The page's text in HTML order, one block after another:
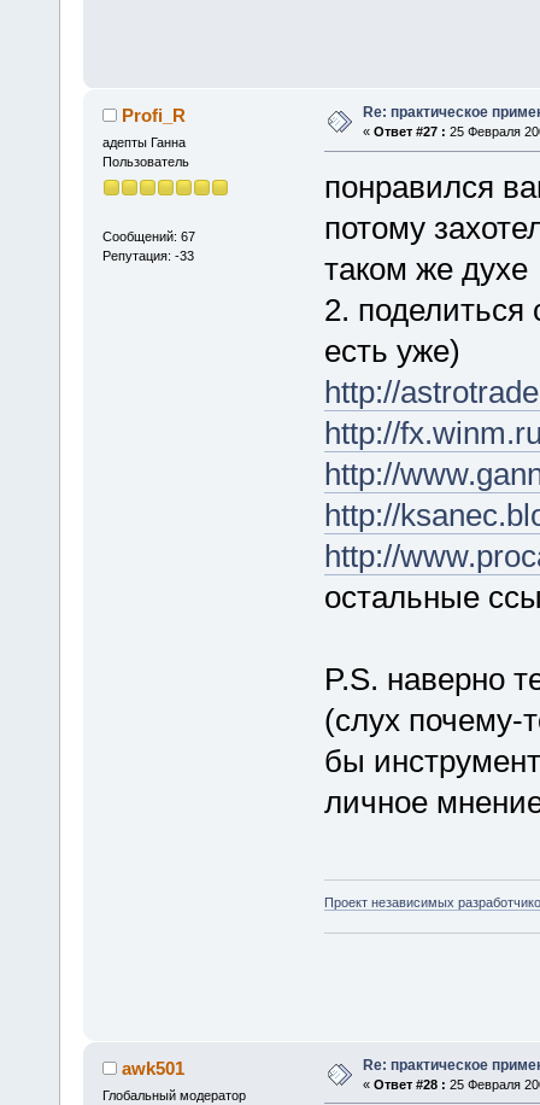
Profi_R
адепты Ганна
Пользователь
Сообщений: 67
Репутация: -33
Re: практическое
« Ответ #27 : 25 Февраля
понравился
потому
таком же духе
2. поделиться
есть уже)
http://
http://
http://
http://
http://
остальные
P.S. наверно
(слух
бы
личное
Проект независимых
awk501
Глобальный модератор
Re: практическое
« Ответ #28 : 25 Февраля